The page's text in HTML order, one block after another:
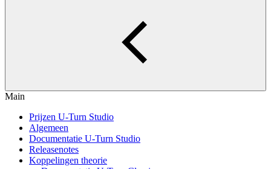
Main
Prijzen U-Turn Studio
Algemeen
Documentatie U-Turn Studio
Releasenotes
Koppelingen theorie